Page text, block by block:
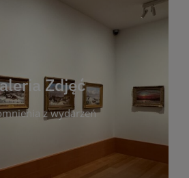
Zdjęć
z wydarzeń
wydarzeń, spotkań i projektów
jak żyje nasza biblioteka
Zdjęcia dokumentują zarówno
jak i codzienne aktywności
dodajemy nowe galerie,
powrócić do wyjątkowych
Zapraszamy do obejrzenia,